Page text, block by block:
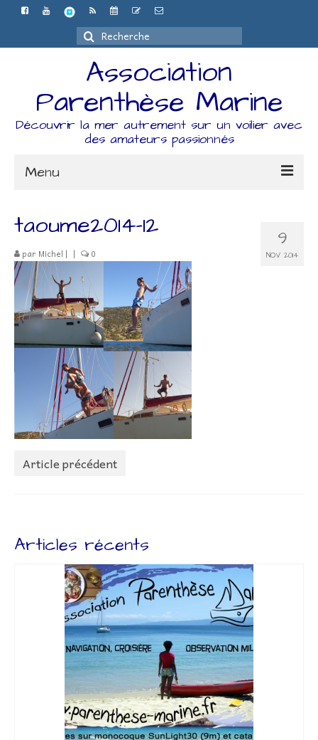
Rechercher
:
Association
Parenthèse Marine
Découvrir la mer autrement sur un voilier avec
des amateurs passionnés
Menu
Espace Adhérents
Organisation
Lettr’Infos
Embarquez
Bateaux
Adhérer à l’association
Préparatifs
Contact
9
NOV 2014
taoume2014-12
par Michel | | 0
Article précédent
Articles récents
Assemblée Générale 2026